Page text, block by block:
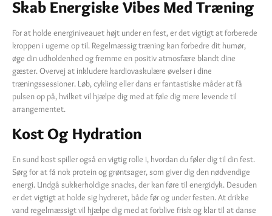
Skab Energiske Vibes Med Træning
For at holde energiniveauet højt under en fest, er det vigtigt at forberede
kroppen i ugerne op til. Regelmæssig træning kan forbedre dit humør,
øge din udholdenhed og fremme en positiv atmosfære blandt dine
gæster. Overvej at inkludere kardiovaskulære øvelser i dine
træningssessioner. Løb, cykling eller dans er fantastiske måder at få
pulsen op på, hvilket vil hjælpe dig med at føle dig mere levende til
arrangementet.
Kost Og Hydration
En sund kost spiller også en vigtig rolle i, hvordan du føler dig til din fest.
Sørg for at få nok protein og grøntsager, som giver dig den nødvendige
energi. Undgå sukkerholdige snacks, der kan føre til energidyk. Desuden
er det vigtigt at holde sig hydreret, både før og under festen. At drikke
vand regelmæssigt vil hjælpe dig med at forblive frisk og klar til at danse